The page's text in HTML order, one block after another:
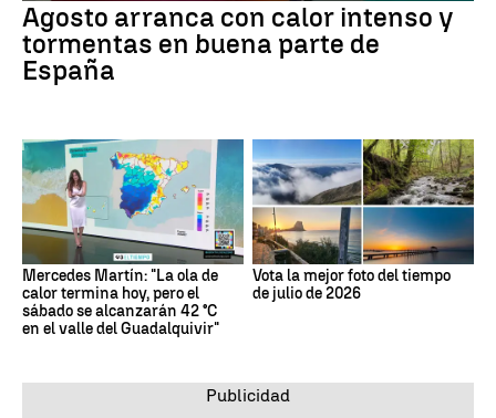
Agosto arranca con calor intenso y
tormentas en buena parte de
España
Mercedes Martín: "La ola de
calor termina hoy, pero el
sábado se alcanzarán 42 °C
en el valle del Guadalquivir"
Vota la mejor foto del tiempo
de julio de 2026